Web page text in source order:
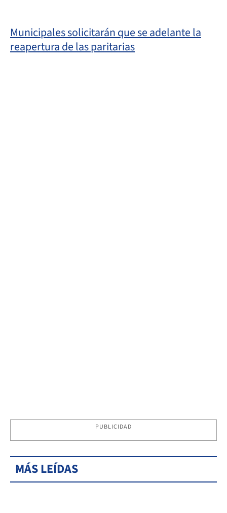
Municipales solicitarán que se adelante la
reapertura de las paritarias
PUBLICIDAD
MÁS LEÍDAS